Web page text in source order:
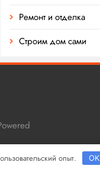
Ремонт и отделка
Строим дом сами
опыт. OK